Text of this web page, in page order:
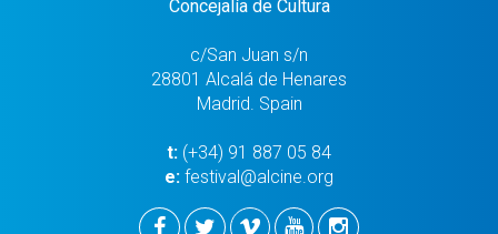
Concejalía de Cultura
c/San Juan s/n
28801 Alcalá de Henares
Madrid. Spain
t: (+34) 91 887 05 84
e: festival@alcine.org